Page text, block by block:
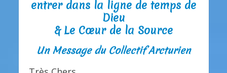
entrer dans la ligne de temps de
Dieu
& Le Cœur de la Source
Un Message du Collectif Arcturien